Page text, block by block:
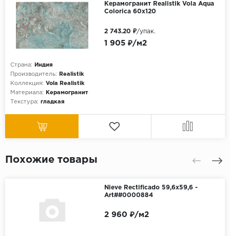
Керамогранит Realistik Vola Aqua
Colorica 60x120
Страна:
Индия
Производитель:
Realistik
Коллекция: Vola Realistik
Материала:
Керамогранит
Текстура: гладкая
1 905 ₽/м2
2 743.20 ₽/упак.
Похожие товары
Nieve Rectificado 59,6x59,6 -
Art##0000884
2 960 ₽/м2